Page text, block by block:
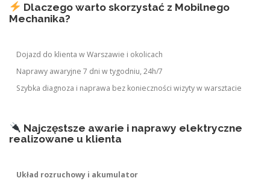
Dlaczego warto skorzystać z Mobilnego
Mechanika?
Dojazd do klienta w Warszawie i okolicach
Naprawy awaryjne 7 dni w tygodniu, 24h/7
Szybka diagnoza i naprawa bez konieczności wizyty w warsztacie
Najczęstsze awarie i naprawy elektryczne
realizowane u klienta
Układ rozruchowy i akumulator